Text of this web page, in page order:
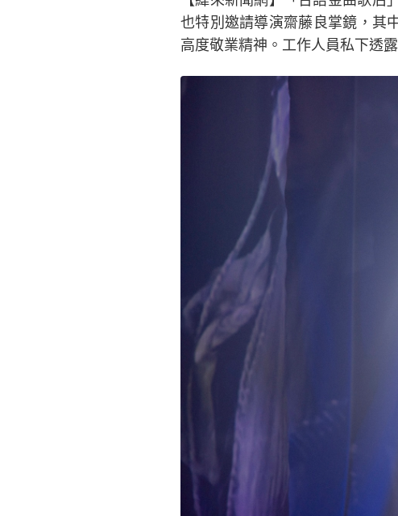
也特別邀請導演齋藤良掌鏡，其
高度敬業精神。工作人員私下透